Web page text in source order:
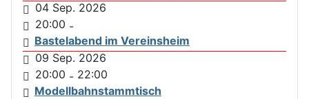
04 Sep. 2026
20:00 -
Bastelabend im Vereinsheim
09 Sep. 2026
20:00 - 22:00
Modellbahnstammtisch